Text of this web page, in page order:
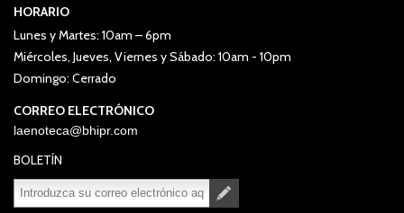
HORARIO
Lunes y Martes: 10am – 6pm
Miércoles, Jueves, Viernes y Sábado: 10am - 10pm
Domingo: Cerrado
CORREO ELECTRÓNICO
laenoteca@bhipr.com
BOLETÍN